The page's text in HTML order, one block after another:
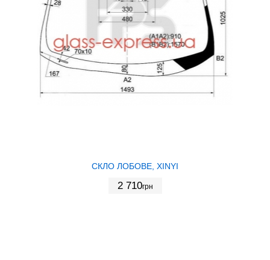
СКЛО ЛОБОВЕ, XINYI
2 710грн